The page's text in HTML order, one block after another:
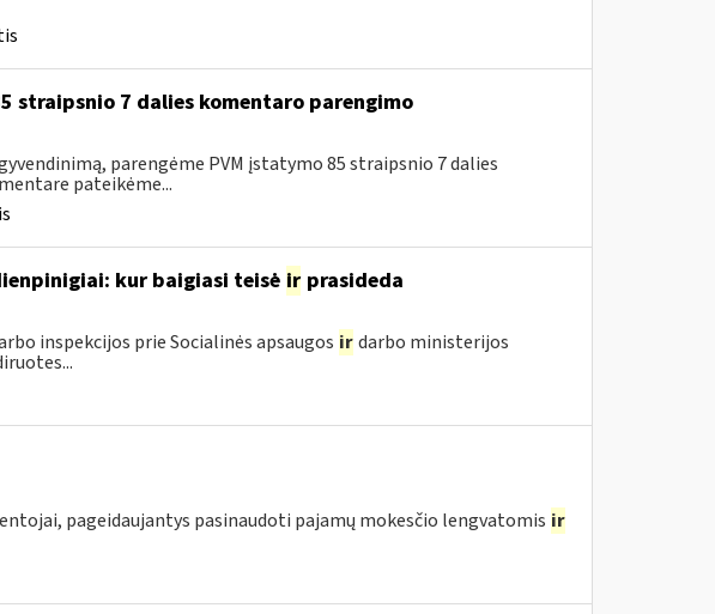
straipsnio 7 dalies komentaro parengimo
parengėme PVM įstatymo 85 straipsnio 7 dalies
pateikėme...
kur baigiasi teisė irprasideda
inspekcijos prie Socialinės apsaugos ir darbo ministerijos
pageidaujantys pasinaudoti pajamų mokesčio lengvatomis ir